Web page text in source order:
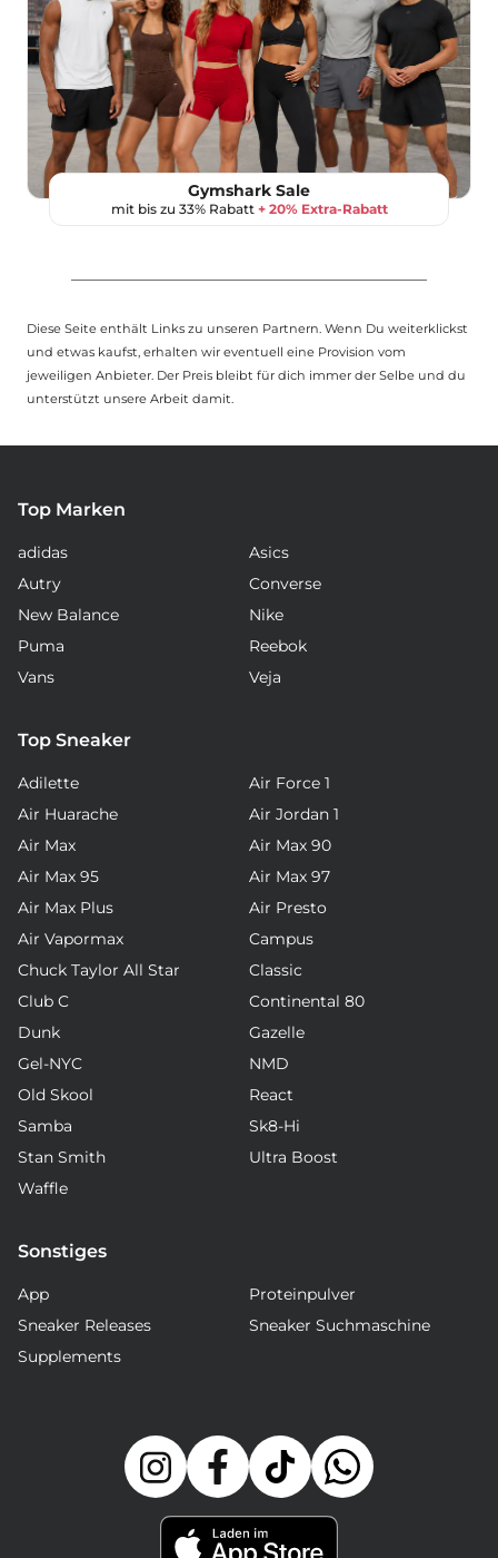
Gymshark Sale
mit bis zu 33% Rabatt + 20% Extra-Rabatt
Diese Seite enthält Links zu unseren Partnern. Wenn Du weiterklickst
und etwas kaufst, erhalten wir eventuell eine Provision vom
jeweiligen Anbieter. Der Preis bleibt für dich immer der Selbe und du
unterstützt unsere Arbeit damit.
Top Marken
adidas
Asics
Autry
Converse
New Balance
Nike
Puma
Reebok
Vans
Veja
Top Sneaker
Adilette
Air Force 1
Air Huarache
Air Jordan 1
Air Max
Air Max 90
Air Max 95
Air Max 97
Air Max Plus
Air Presto
Air Vapormax
Campus
Chuck Taylor All Star
Classic
Club C
Continental 80
Dunk
Gazelle
Gel-NYC
NMD
Old Skool
React
Samba
Sk8-Hi
Stan Smith
Ultra Boost
Waffle
Sonstiges
App
Proteinpulver
Sneaker Releases
Sneaker Suchmaschine
Supplements